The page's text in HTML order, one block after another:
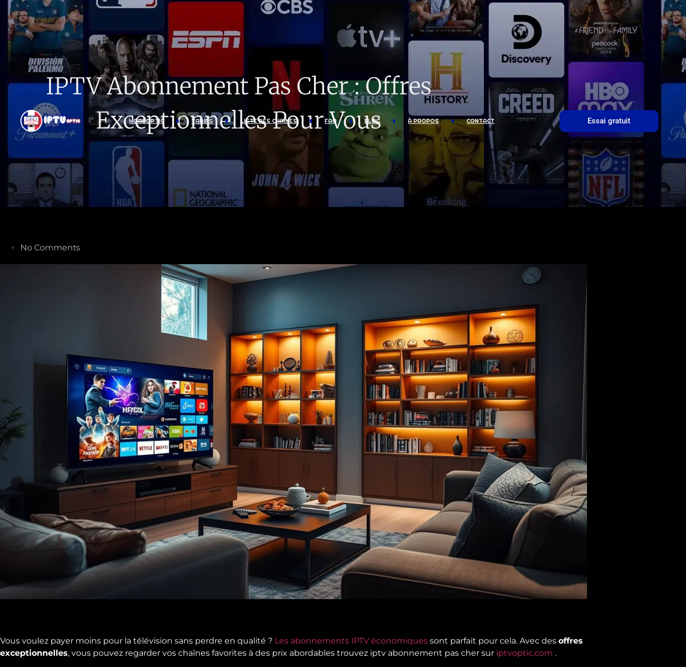
HOMEOPTIC TARIFS LISTE DES CHAÎNES FAQ BLOG À PROPOS CONTACT Essai gratuit
IPTV Abonnement Pas Cher : Offres
Exceptionnelles Pour Vous
No Comments
Vous voulez payer moins pour la télévision sans perdre en qualité ? Les abonnements IPTV économiques sont parfait pour cela. Avec des offres
exceptionnelles, vous pouvez regarder vos chaînes favorites à des prix abordables trouvez iptv abonnement pas cher sur iptvoptic.com .